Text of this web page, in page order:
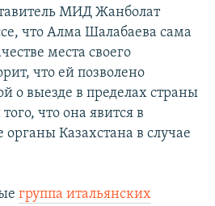
МИД Жанболат
что Алма Шалабаева сама
места своего
что ей позволено
о выезде в пределах страны
что она явится в
Казахстана в случае
группа итальянских